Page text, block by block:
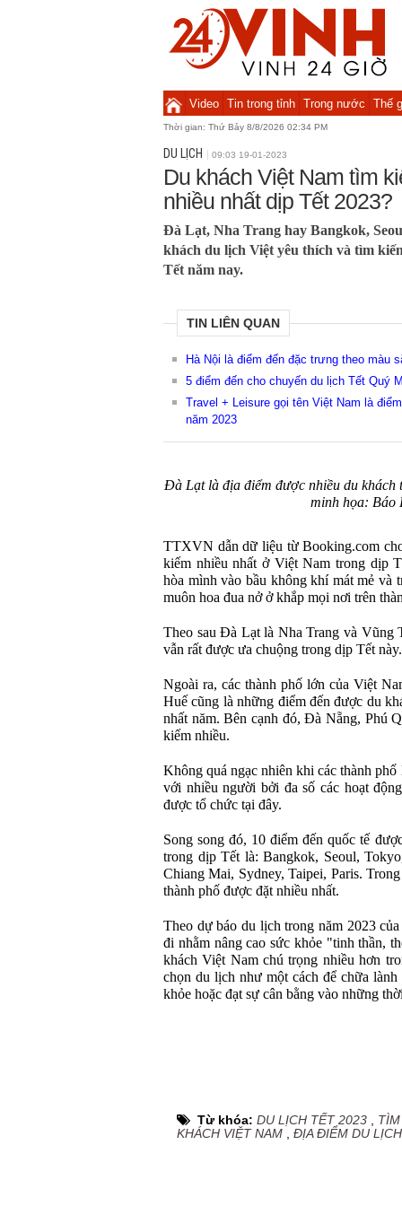
Video Tin trong tỉnh Trong nước Thế
Thời gian: Thứ Bảy 8/8/2026 02:34 PM
DU LỊCH 09:03 19-01-2023
Du khách Việt Nam tìm
nhiều nhất dịp Tết 2023?
Đà Lạt, Nha Trang hay Bangkok,
khách du lịch Việt yêu thích và tìm
Tết năm nay.
TIN LIÊN QUAN
Hà Nội là điểm đến đặc trưng theo màu
5 điểm đến cho chuyến du lịch Tết Quý
Travel + Leisure gọi tên Việt Nam là
năm 2023
Đà Lạt là địa điểm được nhiều du khách
minh họa: Báo
TTXVN dẫn dữ liệu từ Booking.com
kiếm nhiều nhất ở Việt Nam trong dịp
hòa mình vào bầu không khí mát mẻ và
muôn hoa đua nở ở khắp mọi nơi trên
Theo sau Đà Lạt là Nha Trang và Vũng
vẫn rất được ưa chuộng trong dịp Tết này.
Ngoài ra, các thành phố lớn của Việt
Huế cũng là những điểm đến được du
nhất năm. Bên cạnh đó, Đà Nẵng, Phú
kiếm nhiều.
Không quá ngạc nhiên khi các thành
với nhiều người bởi đa số các hoạt
được tổ chức tại đây.
Song song đó, 10 điểm đến quốc tế
trong dịp Tết là: Bangkok, Seoul,
Chiang Mai, Sydney, Taipei, Paris.
thành phố được đặt nhiều nhất.
Theo dự báo du lịch trong năm 2023
đi nhằm nâng cao sức khỏe "tinh thần,
khách Việt Nam chú trọng nhiều hơn
chọn du lịch như một cách để chữa
khỏe hoặc đạt sự cân bằng vào những
Từ khóa: DU LỊCH TẾT 2023
KHÁCH VIỆT NAM
ĐỊA ĐIỂM DU LỊCH